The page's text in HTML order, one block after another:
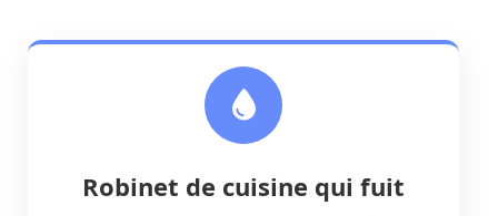
Robinet de cuisine qui fuit